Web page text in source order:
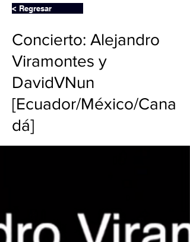
< Regresar
Concierto: Alejandro
Viramontes y
DavidVNun
[Ecuador/México/Cana
dá]